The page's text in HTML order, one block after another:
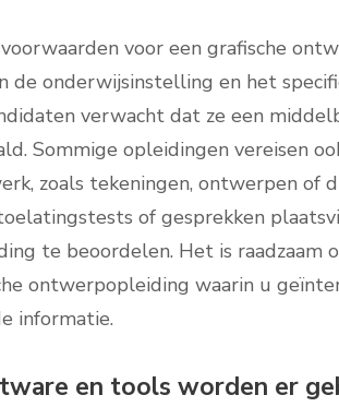
voor een grafische
de onderwijsinstelling en het
verwacht dat ze een
Sommige opleidingen vereisen
zoals tekeningen, ontwerpen of
of gesprekken
te beoordelen. Het is raadzaam
ontwerpopleiding waarin u
informatie.
en tools worden er